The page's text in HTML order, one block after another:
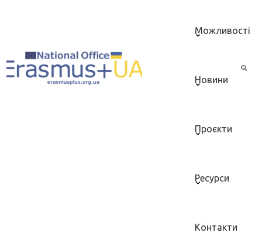
Можливості
Новини
Проєкти
Ресурси
Контакти